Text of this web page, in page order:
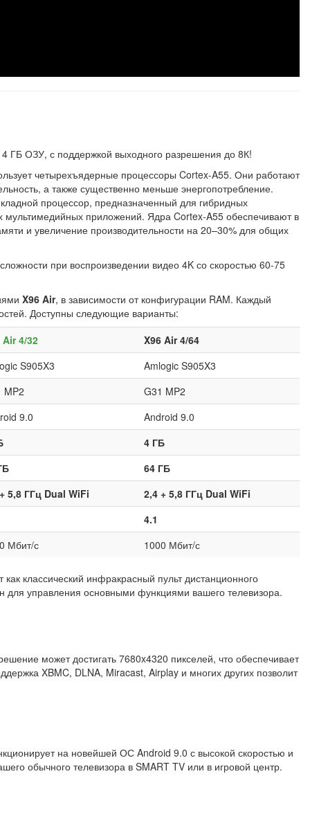
ОЗУ, с поддержкой выходного разрешения до 8К!
четырехъядерные процессоры Cortex-A55. Они работают
а также существенно меньше энергопотребление.
процессор, предназначенный для гибридных
приложений. Ядра Cortex-A55 обеспечивают в
и увеличение производительности на 20–30% для общих
при воспроизведении видео 4K со скоростью 60-75
X96 Air, в зависимости от конфигурации RAM. Каждый
Доступны следующие варианты:
Air 4/32
X96 Air 4/64
S905X3
Amlogic S905X3
MP2
G31 MP2
9.0
Android 9.0
4 ГБ
64 ГБ
5,8 ГГц Dual WiFi
2,4 + 5,8 ГГц Dual WiFi
4.1
Мбит/с
1000 Мбит/с
классический инфракрасный пульт дистанционного
управления основными функциями вашего телевизора.
может достигать 7680x4320 пикселей, что обеспечивает
XBMC, DLNA, Miracast, Airplay и многих других позволит
на новейшей ОС Android 9.0 с высокой скоростью и
обычного телевизора в SMART TV или в игровой центр.